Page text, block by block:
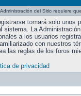
del Sitio requiere
tomará solo unos
sistema. La
a los usuarios
con nuestros
las reglas de los foros
de privacidad